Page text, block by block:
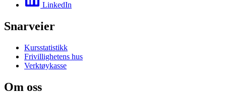
LinkedIn
Snarveier
Kursstatistikk
Frivillighetens hus
Verktøykasse
Om oss